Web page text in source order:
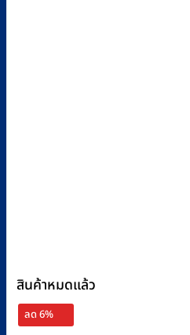
สินค้าหมดแล้ว
ลด 6%